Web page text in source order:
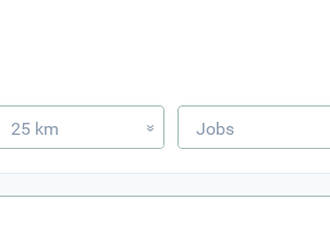
25 km » Jobs